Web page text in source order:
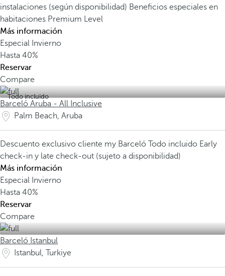
instalaciones (según disponibilidad) Beneficios especiales en
habitaciones Premium Level
Más información
Especial Invierno
Hasta 40%
Reservar
Compare
Todo incluido
Barceló Aruba - All Inclusive
Palm Beach, Aruba
Descuento exclusivo cliente my Barceló Todo incluido Early
check-in y late check-out (sujeto a disponibilidad)
Más información
Especial Invierno
Hasta 40%
Reservar
Compare
Barceló Istanbul
Istanbul, Turkiye